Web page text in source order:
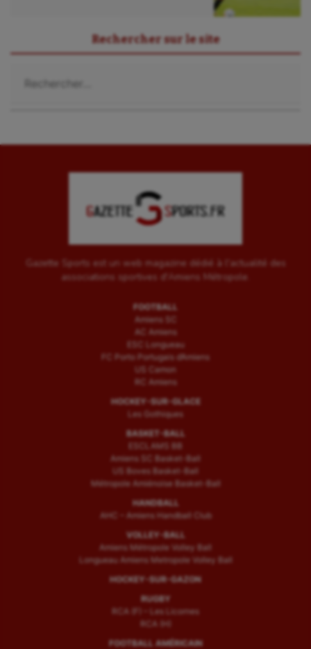
Rechercher sur le site
Gazette Sports est un web magazine dédié à l'actualité des
associations sportives d'Amiens Métropole.
FOOTBALL
Amiens SC
AC Amiens
ESC Longueau
FC Porto Portugais d’Amiens
US Camon
RC Amiens
HOCKEY-SUR-GLACE
Les Gothiques
BASKET-BALL
ESCLAMS BB
Amiens SC Basket-Ball
US Boves Basket-Ball
Métropole Amiénoise Basket-Ball
HANDBALL
AHC – Amiens Handball Club
VOLLEY-BALL
Amiens Métropole Volley Ball
Longueau Amiens Metropole Volley Ball
HOCKEY-SUR-GAZON
RUGBY
RCA (F) – Les Licornes
RCA (H)
FOOTBALL AMÉRICAIN